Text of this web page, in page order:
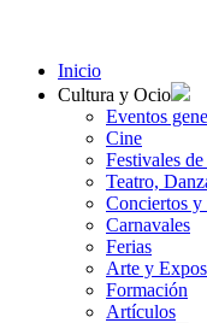
Inicio
Cultura y Ocio
Eventos
Cine
Festivales
Teatro,
Conciertos y
Carnavales
Ferias
Arte y
Formación
Artículos